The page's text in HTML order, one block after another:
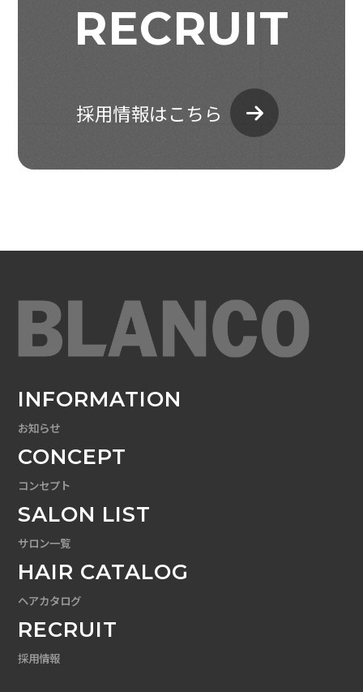
RECRUIT
採用情報はこちら
INFORMATION
お知らせ
CONCEPT
コンセプト
SALON LIST
サロン一覧
HAIR CATALOG
ヘアカタログ
RECRUIT
採用情報